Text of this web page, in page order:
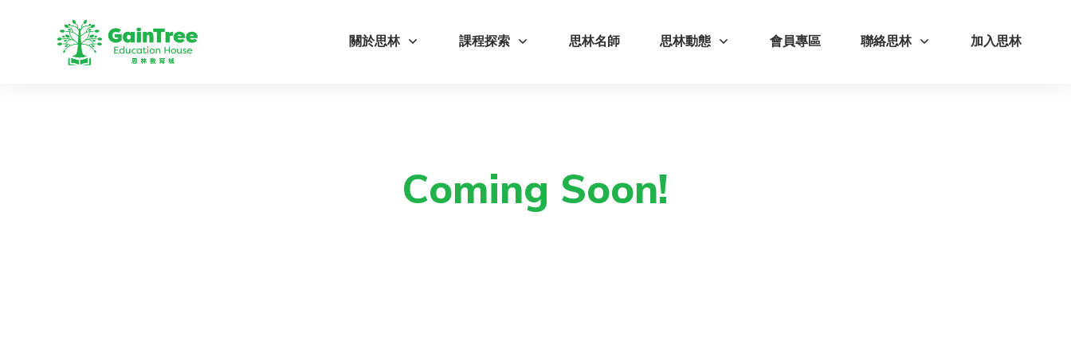
關於思林 課程探索 思林名師 思林動態 會員專區 聯絡思林 加入思林
Coming Soon!